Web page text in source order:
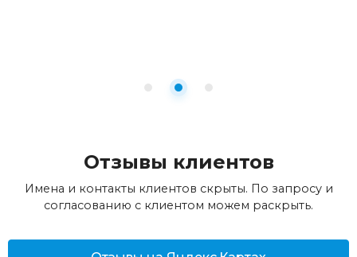
Отзывы клиентов
Имена и контакты клиентов скрыты. По запросу и
согласованию с клиентом можем раскрыть.